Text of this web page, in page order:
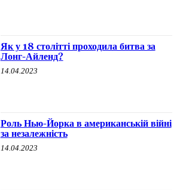
Як у 18 столітті проходила битва за
Лонг-Айленд?
14.04.2023
Роль Нью-Йорка в американській війні
за незалежність
14.04.2023